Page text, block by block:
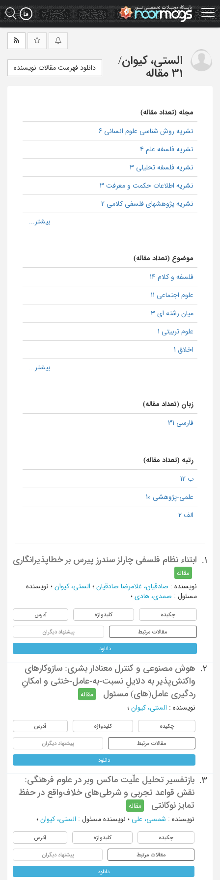
Skip
to
main
الستی، کیوان/
31 مقاله
دانلود فهرست مقالات نویسنده
مجله (تعداد مقاله)
نشریه روش شناسی علوم انسانی 6
نشریه فلسفه علم 4
نشریه فلسفه تحلیلی 3
نشریه اطلاعات حکمت و معرفت 3
نشریه پژوهشهای فلسفی کلامی 2
موضوع (تعداد مقاله)
فلسفه و کلام 14
علوم اجتماعی 11
میان رشته ای 3
علوم تربیتی 1
اخلاق 1
زبان (تعداد مقاله)
فارسی 31
رتبه (تعداد مقاله)
ب 12
علمی-پژوهشی 10
الف 2
1. ابتناء نظام فلسفی چارلز سندرز پیرس بر خطاپذیرانگاری
مقاله
نویسنده : صادقیان، غلامرضا صادقیان ؛ الستی، کیوان ؛ نویسنده
مسئول : صمدی، هادی ؛
چکیده کلیدواژه آدرس
مقالات مرتبط پیشنهاد دیگران
دانلود
2.
هوش مصنوعی و کنترل معنادار بشری: سازوکارهای
واکنش‌پذیر به دلایلِ نسبت-به-عامل-خنثی و امکانِ
ردگیری عامل(های) مسئول
مقاله
نویسنده : الستی، کیوان ؛
چکیده کلیدواژه آدرس
مقالات مرتبط پیشنهاد دیگران
دانلود
3.
بازتفسیر تحلیل علّیت ماکس وبر در علوم فرهنگی:
نقش قواعد تجربی و شرطی‌های خلاف‌واقع در حفظ
تمایز نوکانتی
مقاله
نویسنده : شمسی، علی ؛ نویسنده مسئول : الستی، کیوان ؛
چکیده کلیدواژه آدرس
مقالات مرتبط پیشنهاد دیگران
دانلود